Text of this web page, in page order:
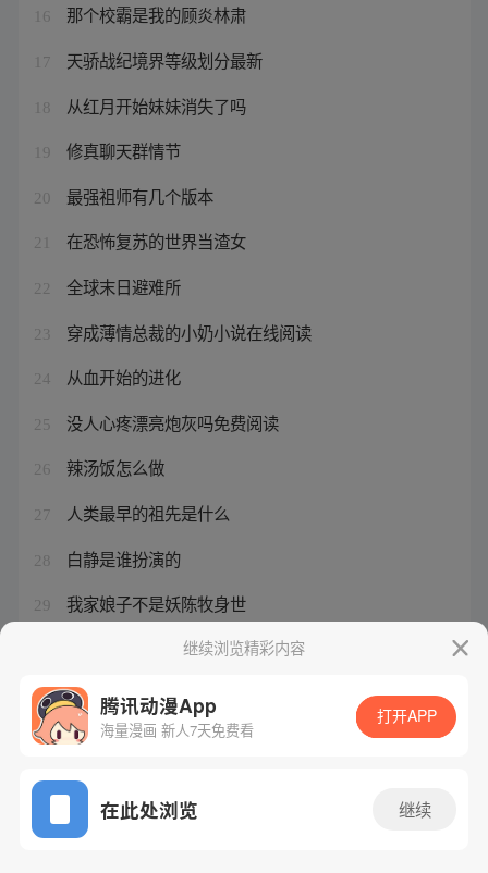
16 那个校霸是我的顾炎林肃
17 天骄战纪境界等级划分最新
18 从红月开始妹妹消失了吗
19 修真聊天群情节
20 最强祖师有几个版本
21 在恐怖复苏的世界当渣女
22 全球末日避难所
23 穿成薄情总裁的小奶小说在线阅读
24 从血开始的进化
25 没人心疼漂亮炮灰吗免费阅读
26 辣汤饭怎么做
27 人类最早的祖先是什么
28 白静是谁扮演的
29 我家娘子不是妖陈牧身世
继续浏览精彩内容
腾讯动漫App
海量漫画 新人7天免费看
打开APP
在此处浏览 继续
网站备案/许可证号：粤B2-20090059-5
Copyright©1998 - 2026 Tencent. All Rights Reserved